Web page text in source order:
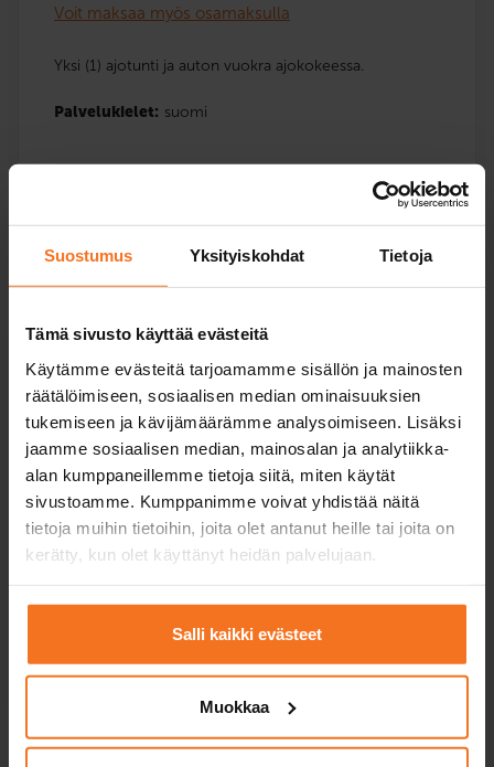
Suostumus Yksityiskohdat Tietoja
Tämä sivusto käyttää evästeitä
Käytämme evästeitä tarjoamamme sisällön ja mainosten
räätälöimiseen, sosiaalisen median ominaisuuksien
tukemiseen ja kävijämäärämme analysoimiseen. Lisäksi
jaamme sosiaalisen median, mainosalan ja analytiikka-
alan kumppaneillemme tietoja siitä, miten käytät
sivustoamme. Kumppanimme voivat yhdistää näitä
tietoja muihin tietoihin, joita olet antanut heille tai joita on
kerätty, kun olet käyttänyt heidän palvelujaan.
Salli kaikki evästeet
Muokkaa
Voit maksaa myös osamaksulla
Yksi (1) ajotunti ja auton vuokra ajokokeessa.
Palvelukielet: suomi
Lue lisää ja ilmoittaudu
Kaksi ajotuntia ja auton vuokra
ajokokeessa
344 €
Voit maksaa myös osamaksulla
Kaksi (2) ajotuntia ja auton vuokra ajokokeessa.
Palvelukielet: suomi
Lue lisää ja ilmoittaudu